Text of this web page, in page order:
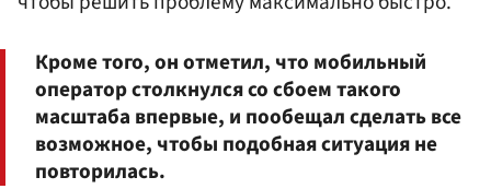
Кроме того, он отметил, что мобильный
оператор столкнулся со сбоем такого
масштаба впервые, и пообещал сделать все
возможное, чтобы подобная ситуация не
повторилась.